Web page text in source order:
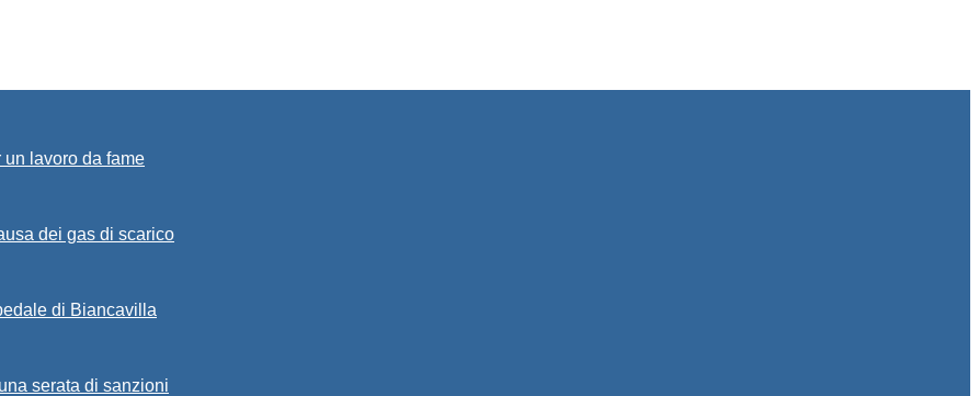
lavoro da fame
dei gas di scarico
di Biancavilla
serata di sanzioni